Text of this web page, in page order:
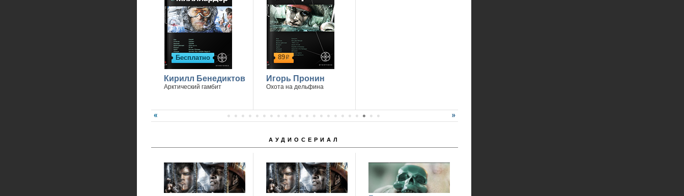
Бесплатно
Кирилл Бенедиктов
Арктический гамбит
89р
Игорь Пронин
Охота на дельфина
АУДИОСЕРИАЛ